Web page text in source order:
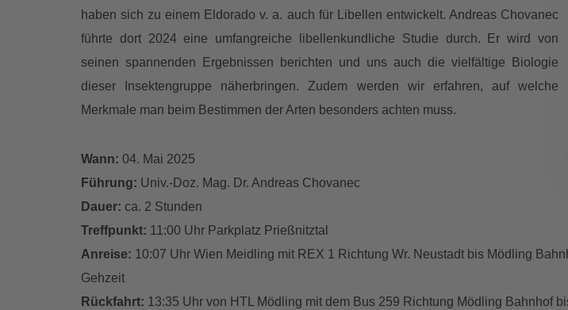
haben sich zu einem Eldorado v. a. auch für Libellen entwickelt. Andreas Chovanec
führte dort 2024 eine umfangreiche libellenkundliche Studie durch. Er wird von
seinen spannenden Ergebnissen berichten und uns auch die vielfältige Biologie
dieser Insektengruppe näherbringen. Zudem werden wir erfahren, auf welche
Merkmale man beim Bestimmen der Arten besonders achten muss.
Wann: 04. Mai 2025
Führung: Univ.-Doz. Mag. Dr. Andreas Chovanec
Dauer: ca. 2 Stunden
Treffpunkt: 11:00 Uhr Parkplatz Prießnitztal
Anreise: 10:07 Uhr Wien Meidling mit REX 1 Richtung Wr. Neustadt bis Mödling
Gehzeit
Rückfahrt: 13:35 Uhr von HTL Mödling mit dem Bus 259 Richtung Mödling Bahnhof